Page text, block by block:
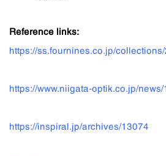
Reference links:
https://ss.fournines.co.jp/
https://www.niigata-optik.co.jp/
https://inspiral.jp/archives/13074